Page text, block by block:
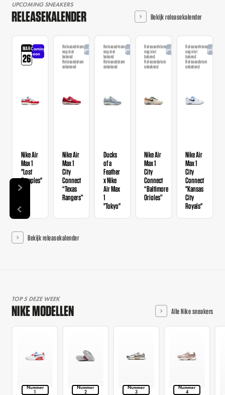
UPCOMING SNEAKERS
RELEASEKALENDER Bekijk releasekalender
MAR
26
Coming
soon
Nike Air
Max 1
"Lost
Samples"
Releasedatum
nog niet
bekend
Releasedatum
onbekend
Aangekondigd
Nike Air
Max 1
City
Connect
“Texas
Rangers”
Releasedatum
nog niet
bekend
Releasedatum
onbekend
Aangekondigd
Ducks
of a
Feather
x Nike
Air Max
1
"Tokyo"
Releasedatum
nog niet
bekend
Releasedatum
onbekend
Aangekondigd
Nike Air
Max 1
City
Connect
“Baltimore
Orioles”
Releasedatum
nog niet
bekend
Releasedatum
onbekend
Nike Air
Max 1
City
Connect
"Kansas
City
Royals"
Bekijk releasekalender
TOP 5 DEZE WEEK
NIKE MODELLEN Alle Nike sneakers
Nummer
1
Nummer
2
Nummer
3
Nummer
4